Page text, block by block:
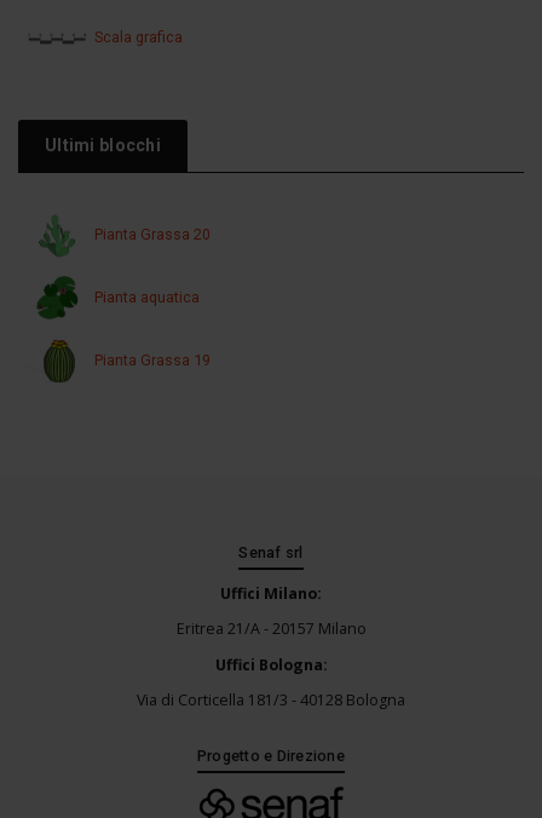
Scala grafica
Ultimi blocchi
Pianta Grassa 20
Pianta aquatica
Pianta Grassa 19
Senaf srl
Uffici Milano:
Eritrea 21/A - 20157 Milano
Uffici Bologna:
Via di Corticella 181/3 - 40128 Bologna
Progetto e Direzione